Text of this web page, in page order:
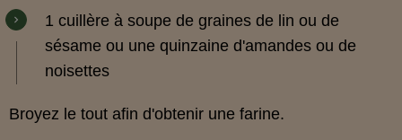
1 cuillère à soupe de graines de lin ou de
sésame ou une quinzaine d'amandes ou de
noisettes
Broyez le tout afin d'obtenir une farine.